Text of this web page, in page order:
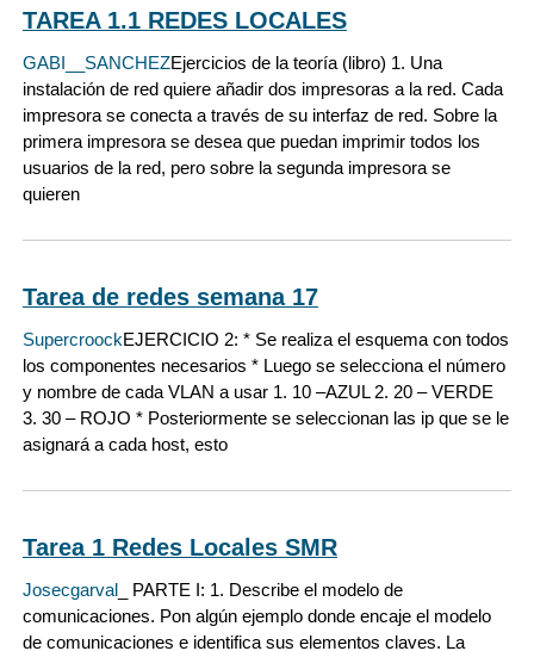
TAREA 1.1 REDES LOCALES
GABI__SANCHEZEjercicios de la teoría (libro) 1. Una
instalación de red quiere añadir dos impresoras a la red. Cada
impresora se conecta a través de su interfaz de red. Sobre la
primera impresora se desea que puedan imprimir todos los
usuarios de la red, pero sobre la segunda impresora se
quieren
Tarea de redes semana 17
SupercroockEJERCICIO 2: * Se realiza el esquema con todos
los componentes necesarios * Luego se selecciona el número
y nombre de cada VLAN a usar 1. 10 –AZUL 2. 20 – VERDE
3. 30 – ROJO * Posteriormente se seleccionan las ip que se le
asignará a cada host, esto
Tarea 1 Redes Locales SMR
Josecgarval
_ PARTE I: 1. Describe el modelo de
comunicaciones. Pon algún ejemplo donde encaje el modelo
de comunicaciones e identifica sus elementos claves. La